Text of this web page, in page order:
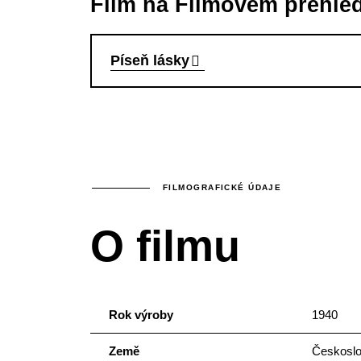
Film na Filmovém
Píseň lásky
FILMOGRAFICKÉ ÚDAJE
O filmu
Rok výroby 1940
Země